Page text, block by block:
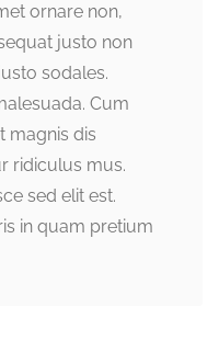
ornare non,
justo non
sodales.
Cum
magnis dis
ridiculus mus.
sed elit est.
in quam pretium